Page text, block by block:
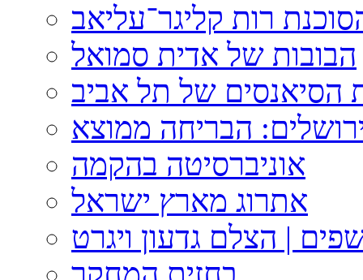
רות קליגר־עליאב
הבובות של אדית סמואל
של תל אביב
הבריחה ממוצא
אוניברסיטה בהקמה
אתרוג מארץ ישראל
| הצלם גדעון ויגרט